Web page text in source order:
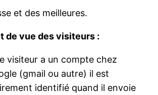
et des meilleures.
de vue des visiteurs :
visiteur a un compte chez
(gmail ou autre) il est
identifié quand il envoie